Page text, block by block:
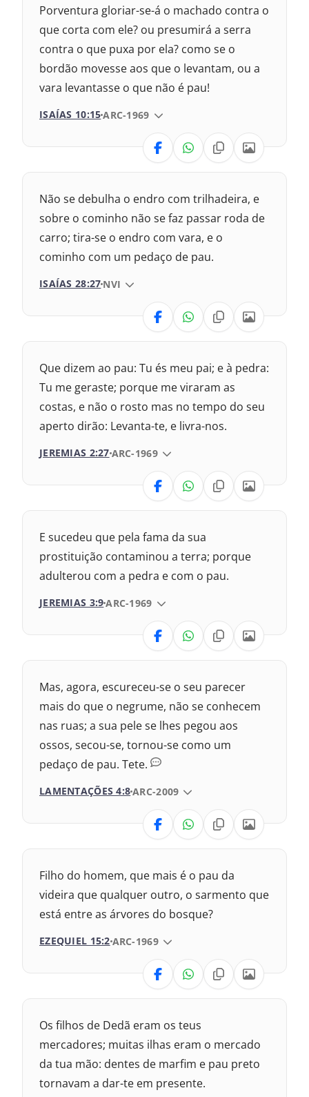
Porventura gloriar-se-á o machado contra o
que corta com ele? ou presumirá a serra
contra o que puxa por ela? como se o
bordão movesse aos que o levantam, ou a
vara levantasse o que não é pau!
ISAÍAS 10:15 VERSÃO DA BÍBLIA
ARC-1969
VERSÃO
Nova Versão Internacional
2017 – Nova Almeida Atualizada
2009 – Almeida Revisada e Corrigida
1993 – Almeida Revisada e Atualizada
Não se debulha o endro com trilhadeira, e
sobre o cominho não se faz passar roda de
carro; tira-se o endro com vara, e o
cominho com um pedaço de pau.
ISAÍAS 28:27 VERSÃO DA BÍBLIA
NVI
VERSÃO
2017 – Nova Almeida Atualizada
2009 – Almeida Revisada e Corrigida
1969 – Almeida Revisada e Corrigida
1993 – Almeida Revisada e Atualizada
Que dizem ao pau: Tu és meu pai; e à pedra:
Tu me geraste; porque me viraram as
costas, e não o rosto mas no tempo do seu
aperto dirão: Levanta-te, e livra-nos.
JEREMIAS 2:27 VERSÃO DA BÍBLIA
ARC-1969
VERSÃO
Nova Versão Internacional
2017 – Nova Almeida Atualizada
2009 – Almeida Revisada e Corrigida
1993 – Almeida Revisada e Atualizada
E sucedeu que pela fama da sua
prostituição contaminou a terra; porque
adulterou com a pedra e com o pau.
JEREMIAS 3:9 VERSÃO DA BÍBLIA
ARC-1969
VERSÃO
Nova Versão Internacional
2017 – Nova Almeida Atualizada
2009 – Almeida Revisada e Corrigida
1993 – Almeida Revisada e Atualizada
Mas, agora, escureceu-se o seu parecer
mais do que o negrume, não se conhecem
nas ruas; a sua pele se lhes pegou aos
ossos, secou-se, tornou-se como um
pedaço de pau. Tete.
LAMENTAÇÕES 4:8 VERSÃO DA BÍBLIA
ARC-2009
VERSÃO
Nova Versão Internacional
2017 – Nova Almeida Atualizada
1969 – Almeida Revisada e Corrigida
1993 – Almeida Revisada e Atualizada
Filho do homem, que mais é o pau da
videira que qualquer outro, o sarmento que
está entre as árvores do bosque?
EZEQUIEL 15:2 VERSÃO DA BÍBLIA
ARC-1969
VERSÃO
Nova Versão Internacional
2017 – Nova Almeida Atualizada
Os filhos de Dedã eram os teus
mercadores; muitas ilhas eram o mercado
da tua mão: dentes de marfim e pau preto
tornavam a dar-te em presente.